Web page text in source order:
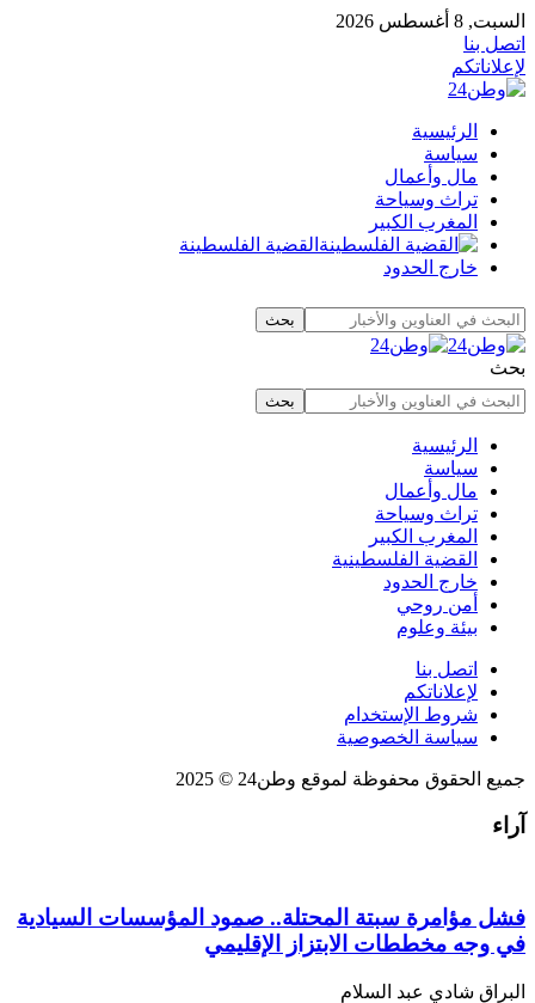
السبت, 8 أغسطس 2026
اتصل بنا
لإعلاناتكم
الرئيسية
سياسة
مال وأعمال
تراث وسياحة
المغرب الكبير
القضية الفلسطينة
خارج الحدود
بحث
الرئيسية
سياسة
مال وأعمال
تراث وسياحة
المغرب الكبير
القضية الفلسطينية
خارج الحدود
أمن روحي
بيئة وعلوم
اتصل بنا
لإعلاناتكم
شروط الإستخدام
سياسة الخصوصية
جميع الحقوق محفوظة لموقع وطن24 © 2025
آراء
فشل مؤامرة سبتة المحتلة.. صمود المؤسسات السيادية
في وجه مخططات الابتزاز الإقليمي
البراق شادي عبد السلام